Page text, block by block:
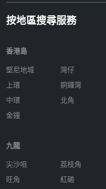
按地區搜尋服務
香港島
堅尼地城
上環
中環
金鐘
灣仔
銅鑼灣
北角
九龍
尖沙咀
旺角
荔枝角
紅磡